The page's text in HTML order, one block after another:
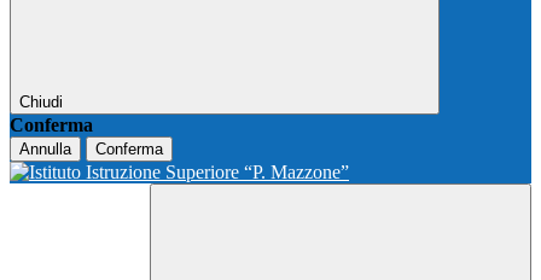
Chiudi
Conferma
Annulla Conferma